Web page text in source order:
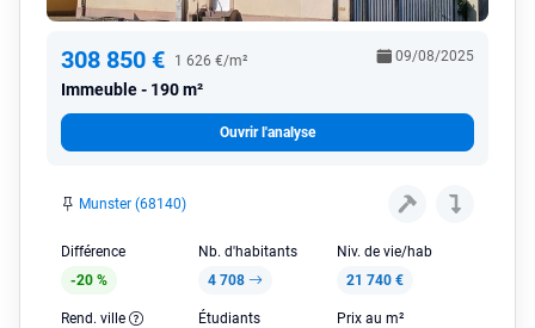
308 850 € 1 626 €/m²
Immeuble 190 m²
09/08/2025
Ouvrir l'analyse
Munster (68140)
Différence
-20 %
Nb. d'habitants
4 708
Niv. de vie/hab
21 740 €
Rend. ville
Étudiants
Prix au m²